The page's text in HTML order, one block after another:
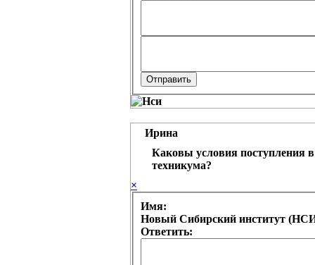
Ирина
Каковы условия поступления
техникума?
×
Имя:
Новый Сибирский институт
Ответить: